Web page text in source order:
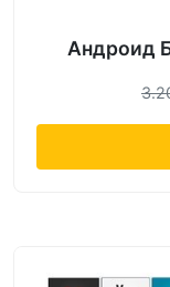
Андроид